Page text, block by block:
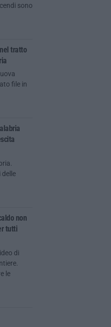
sono
tratto
file in
non
tutti
di
le